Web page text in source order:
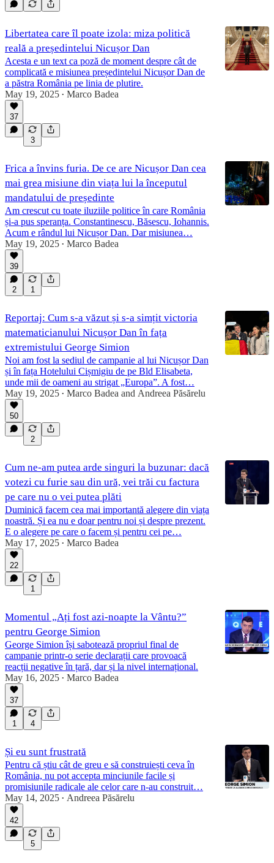
Libertatea care îl poate izola: miza politică
reală a președintelui Nicușor Dan
Acesta e un text ca poză de moment despre cât de
complicată e misiunea președintelui Nicușor Dan de
a păstra România pe linia de plutire.
May 19, 2025 • Marco Badea
37
3
Frica a învins furia. De ce are Nicușor Dan cea
mai grea misiune din viața lui la începutul
mandatului de președinte
Am crescut cu toate iluziile politice în care România
și-a pus speranța. Constantinescu, Băsescu, Iohannis.
Acum e rândul lui Nicușor Dan. Dar misiunea…
May 19, 2025 • Marco Badea
39
2 1
Reportaj: Cum s-a văzut și s-a simțit victoria
matematicianului Nicușor Dan în fața
extremistului George Simion
Noi am fost la sediul de campanie al lui Nicușor Dan
și în fața Hotelului Cișmigiu de pe Bld Elisabeta,
unde mii de oameni au strigat „Europa”. A fost…
May 19, 2025 • Marco Badea and Andreea Păsărelu
50
2
Cum ne-am putea arde singuri la buzunar: dacă
votezi cu furie sau din ură, vei trăi cu factura
pe care nu o vei putea plăti
Duminică facem cea mai importantă alegere din viața
noastră. Și ea nu e doar pentru noi și despre prezent.
E o alegere pe care o facem și pentru cei pe…
May 17, 2025 • Marco Badea
22
1
Momentul „Ați fost azi-noapte la Vântu?”
pentru George Simion
George Simion își sabotează propriul final de
campanie printr-o serie declarații care provoacă
reacții negative în țară, dar și la nivel internațional.
May 16, 2025 • Marco Badea
37
1 4
Și eu sunt frustrată
Pentru că știu cât de greu e să construiești ceva în
România, nu pot accepta minciunile facile și
promisiunile radicale ale celor care n-au construit…
May 14, 2025 • Andreea Păsărelu
42
5